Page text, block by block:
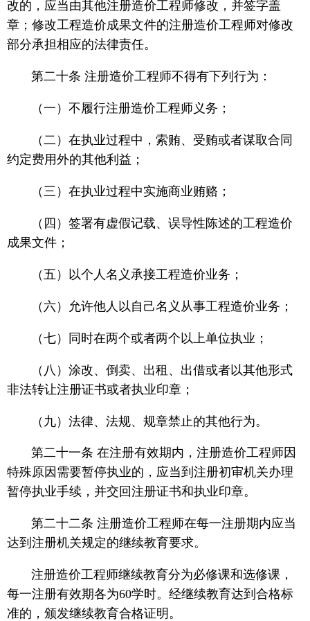
改的，应当由其他注册造价工程师修改，并签字盖
章；修改工程造价成果文件的注册造价工程师对修改
部分承担相应的法律责任。
第二十条 注册造价工程师不得有下列行为：
（一）不履行注册造价工程师义务；
（二）在执业过程中，索贿、受贿或者谋取合同
约定费用外的其他利益；
（三）在执业过程中实施商业贿赂；
（四）签署有虚假记载、误导性陈述的工程造价
成果文件；
（五）以个人名义承接工程造价业务；
（六）允许他人以自己名义从事工程造价业务；
（七）同时在两个或者两个以上单位执业；
（八）涂改、倒卖、出租、出借或者以其他形式
非法转让注册证书或者执业印章；
（九）法律、法规、规章禁止的其他行为。
第二十一条 在注册有效期内，注册造价工程师因
特殊原因需要暂停执业的，应当到注册初审机关办理
暂停执业手续，并交回注册证书和执业印章。
第二十二条 注册造价工程师在每一注册期内应当
达到注册机关规定的继续教育要求。
注册造价工程师继续教育分为必修课和选修课，
每一注册有效期各为60学时。经继续教育达到合格标
准的，颁发继续教育合格证明。